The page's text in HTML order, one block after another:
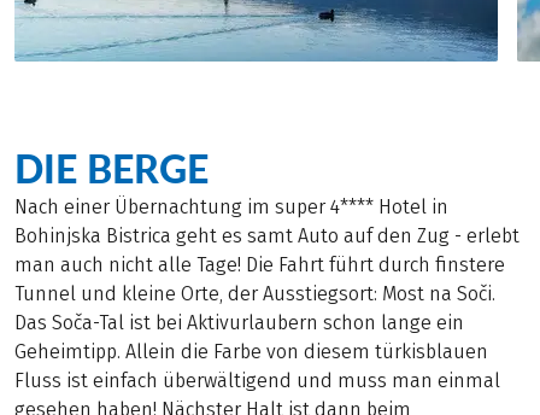
DIE BERGE
Nach einer Übernachtung im super 4**** Hotel in
Bohinjska Bistrica geht es samt Auto auf den Zug - erlebt
man auch nicht alle Tage! Die Fahrt führt durch finstere
Tunnel und kleine Orte, der Ausstiegsort: Most na Soči.
Das Soča-Tal ist bei Aktivurlaubern schon lange ein
Geheimtipp. Allein die Farbe von diesem türkisblauen
Fluss ist einfach überwältigend und muss man einmal
gesehen haben! Nächster Halt ist dann beim